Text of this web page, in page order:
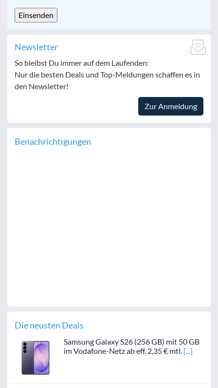
Newsletter
So bleibst Du immer auf dem Laufenden:
Nur die besten Deals und Top-Meldungen schaffen es in
den Newsletter!
Zur Anmeldung
Benachrichtigungen
Die neusten Deals
Samsung Galaxy S26 (256 GB) mit 50 GB
im Vodafone-Netz ab eff. 2,35 € mtl.